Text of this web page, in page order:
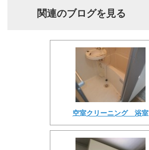
関連のブログを見る
空室クリーニング 浴室